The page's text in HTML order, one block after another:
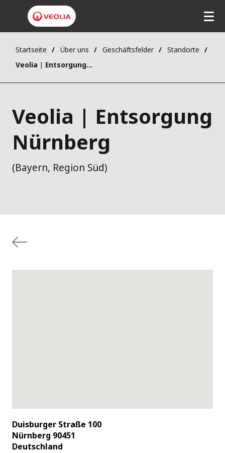
Startseite Über uns Geschäftsfelder
Standorte
Veolia | Entsorgung Nürnberg
Veolia | Entsorgung
Nürnberg
(Bayern, Region Süd)
Duisburger Straße 100
Nürnberg 90451
Deutschland